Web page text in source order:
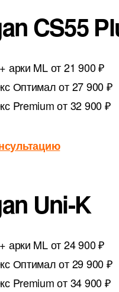
CS55
арки MLот 21 900 ₽
Оптималот 27 900 ₽
Premiumот 32 900 ₽
Uni-K
арки MLот 24 900 ₽
Оптималот 29 900 ₽
Premiumот 34 900 ₽